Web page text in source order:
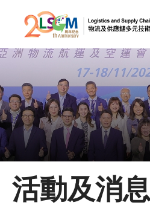
跳到內容（按回
A
主頁
關於LSCM
活動及消息